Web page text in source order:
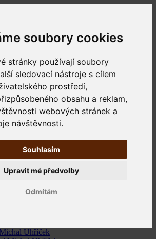
soubory cookies
stránky používají soubory
sledovací nástroje s cílem
prostředí,
obsahu a reklam,
webových stránek a
návštěvnosti.
Souhlasím
Odmítám
Upravit mé předvolby
Uhříček